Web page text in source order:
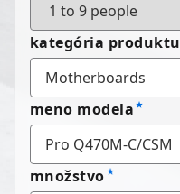
kategória produktu
meno modela
množstvo